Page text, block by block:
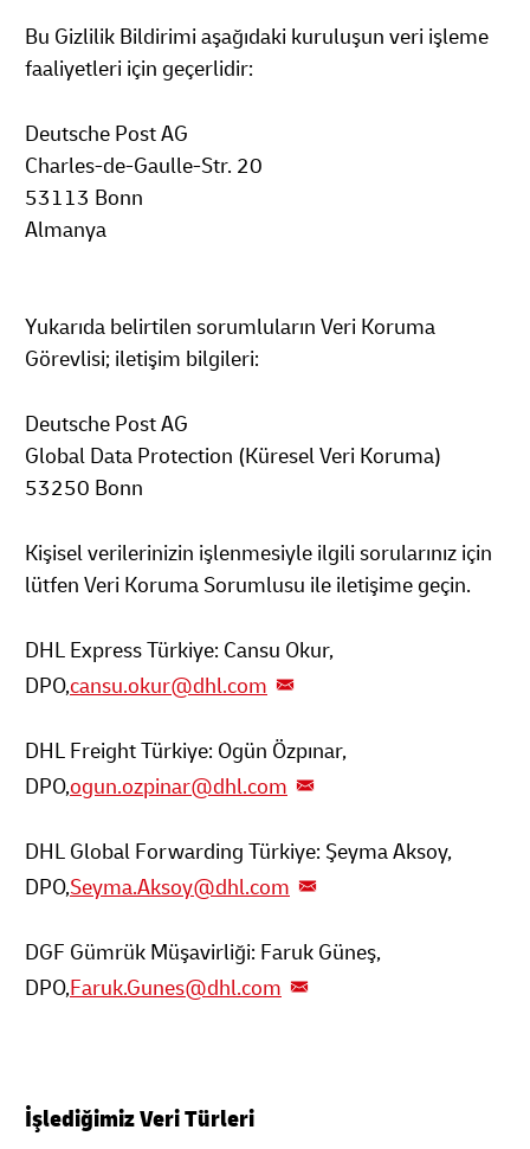
Bu Gizlilik Bildirimi aşağıdaki kuruluşun veri işleme
faaliyetleri için geçerlidir:
Deutsche Post AG
Charles-de-Gaulle-Str. 20
53113 Bonn
Almanya
Yukarıda belirtilen sorumluların Veri Koruma
Görevlisi; iletişim bilgileri:
Deutsche Post AG
Global Data Protection (Küresel Veri Koruma)
53250 Bonn
Kişisel verilerinizin işlenmesiyle ilgili sorularınız için
lütfen Veri Koruma Sorumlusu ile iletişime geçin.
DHL Express Türkiye: Cansu Okur,
DPO,cansu.okur@dhl.com
DHL Freight Türkiye: Ogün Özpınar,
DPO,ogun.ozpinar@dhl.com
DHL Global Forwarding Türkiye: Şeyma Aksoy,
DPO,Seyma.Aksoy@dhl.com
DGF Gümrük Müşavirliği: Faruk Güneş,
DPO,Faruk.Gunes@dhl.com
İşlediğimiz Veri Türleri